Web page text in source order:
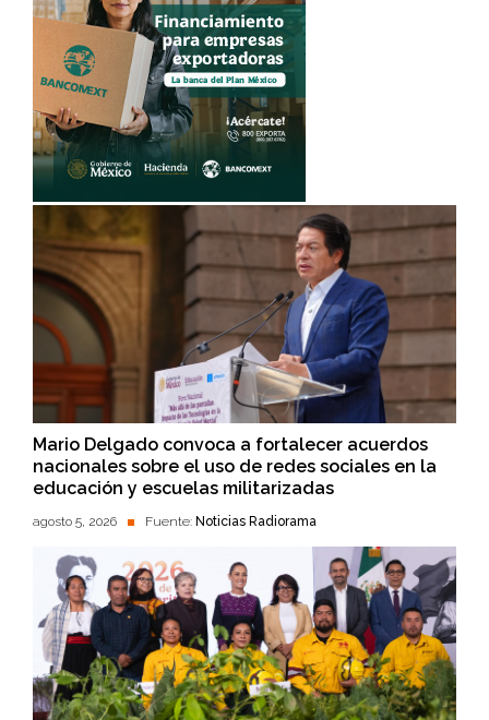
Mario Delgado convoca a fortalecer acuerdos
nacionales sobre el uso de redes sociales en la
educación y escuelas militarizadas
agosto 5, 2026 Fuente: Noticias Radiorama